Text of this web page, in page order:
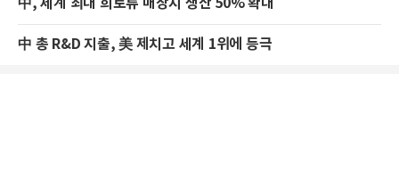
中, 세계 최대 희토류 매장지 생산 50% 확대
中 총 R&D 지출, 美 제치고 세계 1위에 등극